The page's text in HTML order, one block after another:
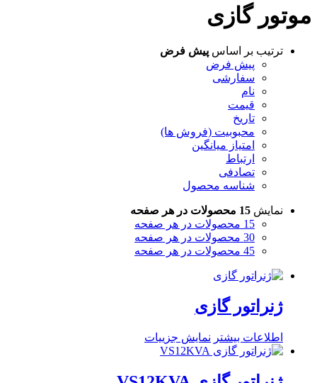
موتور گازی
ترتیب بر اساس پیش فرض
پیش فرض
سفارشی
نام
قیمت
تاریخ
محبوبیت (فروش ها)
امتیاز میانگین
ارتباط
تصادفی
شناسه محصول
نمایش 15 محصولات در هر صفحه
15 محصولات در هر صفحه
30 محصولات در هر صفحه
45 محصولات در هر صفحه
ژنراتور گازی
اطلاعات بیشتر نمایش جزییات